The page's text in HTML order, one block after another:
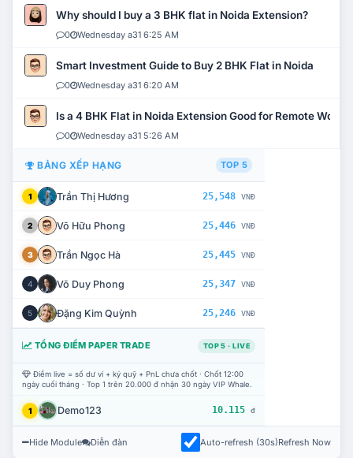
Why should I buy a 3 BHK flat in Noida Extension?
0 Wednesday a31 6:25 AM
Smart Investment Guide to Buy 2 BHK Flat in Noida
0 Wednesday a31 6:20 AM
Is a 4 BHK Flat in Noida Extension Good for Remote Work?
0 Wednesday a31 5:26 AM
BẢNG XẾP HẠNG TOP 5
1 Trần Thị Hương 25,548 VNĐ
2 Võ Hữu Phong 25,446 VNĐ
3 Trần Ngọc Hà 25,445 VNĐ
4 Võ Duy Phong 25,347 VNĐ
5 Đặng Kim Quỳnh 25,246 VNĐ
TỔNG ĐIỂM PAPER TRADE TOP 5 · LIVE
Điểm live = số dư ví + ký quỹ + PnL chưa chốt · Chốt 12:00
ngày cuối tháng · Top 1 trên 20.000 đ nhận 30 ngày VIP Whale.
1 Demo123 10.115 đ
Hide Module Diễn đàn Auto-refresh (30s)Refresh Now